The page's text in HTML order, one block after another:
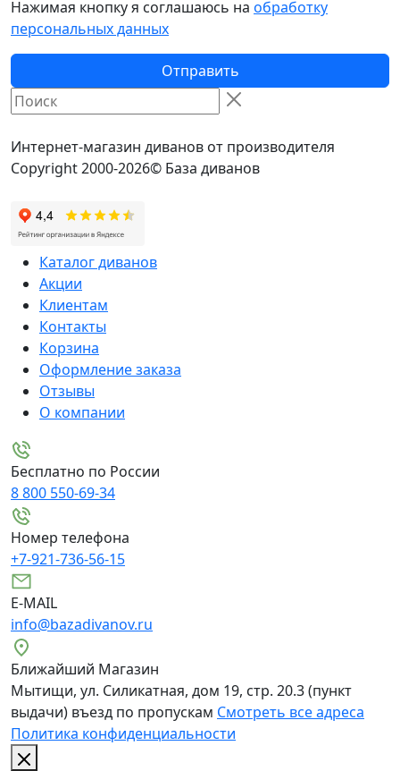
Нажимая кнопку я соглашаюсь на обработку
персональных данных
Отправить
Интернет-магазин диванов от производителя
Copyright 2000-2026© База диванов
Каталог диванов
Акции
Клиентам
Контакты
Корзина
Оформление заказа
Отзывы
О компании
Бесплатно по России
8 800 550-69-34
Номер телефона
+7-921-736-56-15
E-MAIL
info@bazadivanov.ru
Ближайший Магазин
Мытищи, ул. Силикатная, дом 19, стр. 20.3 (пункт
выдачи) въезд по пропускам Смотреть все адреса
Политика конфиденциальности